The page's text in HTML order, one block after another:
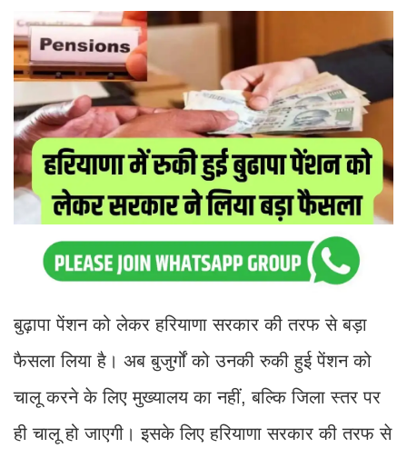
बुढ़ापा पेंशन को लेकर हरियाणा सरकार की तरफ से बड़ा
फैसला लिया है। अब बुजुर्गों को उनकी रुकी हुई पेंशन को
चालू करने के लिए मुख्यालय का नहीं, बल्कि जिला स्तर पर
ही चालू हो जाएगी। इसके लिए हरियाणा सरकार की तरफ से